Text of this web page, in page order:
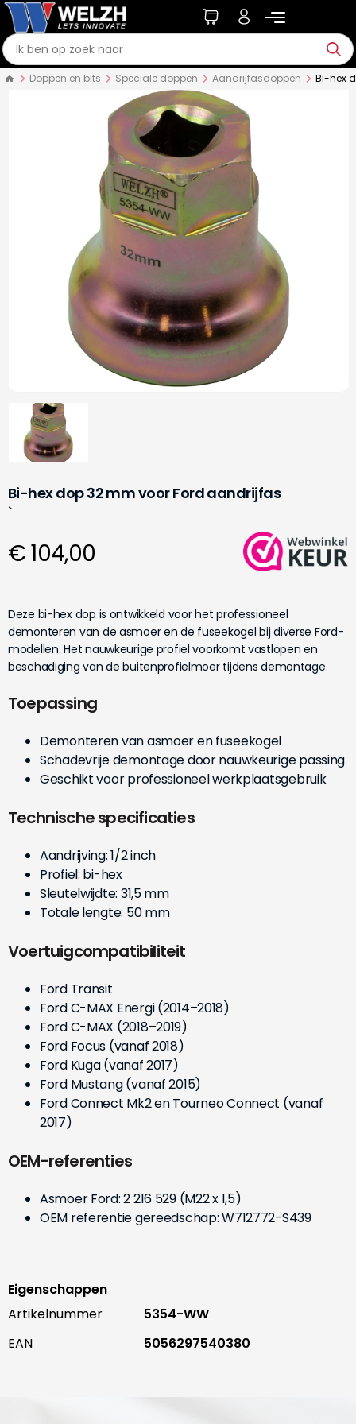
Doppen en bits Speciale doppen Aandrijfasdoppen Bi-hex
Bi-hex dop 32 mm voor Ford aandrijfas
`
€ 104,00
Deze bi-hex dop is ontwikkeld voor het professioneel
demonteren van de asmoer en de fuseekogel bij diverse Ford-
modellen. Het nauwkeurige profiel voorkomt vastlopen en
beschadiging van de buitenprofielmoer tijdens demontage.
Toepassing
Demonteren van asmoer en fuseekogel
Schadevrije demontage door nauwkeurige passing
Geschikt voor professioneel werkplaatsgebruik
Technische specificaties
Aandrijving: 1/2 inch
Profiel: bi-hex
Sleutelwijdte: 31,5 mm
Totale lengte: 50 mm
Voertuigcompatibiliteit
Ford Transit
Ford C-MAX Energi (2014–2018)
Ford C-MAX (2018–2019)
Ford Focus (vanaf 2018)
Ford Kuga (vanaf 2017)
Ford Mustang (vanaf 2015)
Ford Connect Mk2 en Tourneo Connect (vanaf
2017)
OEM-referenties
Asmoer Ford: 2 216 529 (M22 x 1,5)
OEM referentie gereedschap: W712772-S439
Eigenschappen
Artikelnummer
5354-WW
EAN
5056297540380